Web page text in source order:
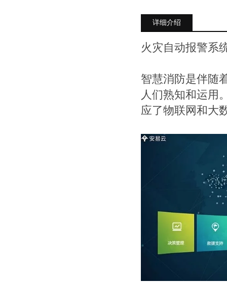
详细介绍
火灾自动报警系
智慧消防是伴随
人们熟知和运用
应了物联网和大